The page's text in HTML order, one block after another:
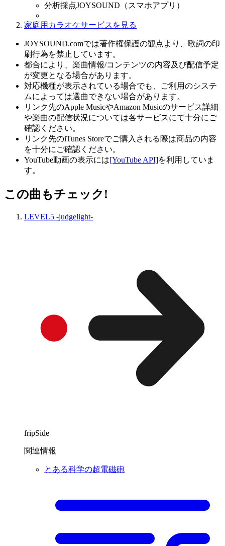
分析採点JOYSOUND（スマホアプリ）
家庭用カラオケサービスを見る
JOYSOUND.comでは著作権保護の観点より、歌詞の印
刷行為を禁止しています。
都合により、楽曲情報/コンテンツの内容及び配信予定
が変更となる場合があります。
対応機種が表示されている場合でも、ご利用のシステ
ムによっては選曲できない場合があります。
リンク先のApple MusicやAmazon Musicのサービス詳細
や楽曲の配信状況については各サービスにて十分にご
確認ください。
リンク先のiTunes Storeでご購入される際は商品の内容
を十分にご確認ください。
YouTube動画の表示には[YouTube API]を利用していま
す。
この曲もチェック!
LEVEL5 -judgelight-
fripSide
関連情報
とある科学の超電磁砲